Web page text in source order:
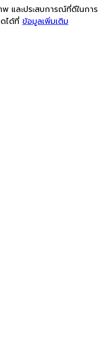
พ และประสบการณ์ที่ดีในการ
ได้ที่ ข้อมูลเพิ่มเติม